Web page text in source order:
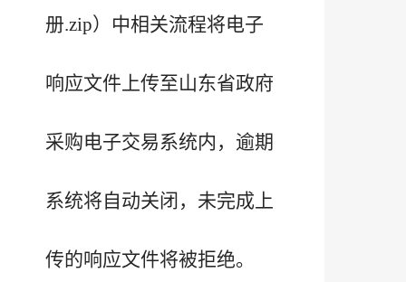
册.zip）中相关流程将电子
响应文件上传至山东省政府
采购电子交易系统内，逾期
系统将自动关闭，未完成上
传的响应文件将被拒绝。